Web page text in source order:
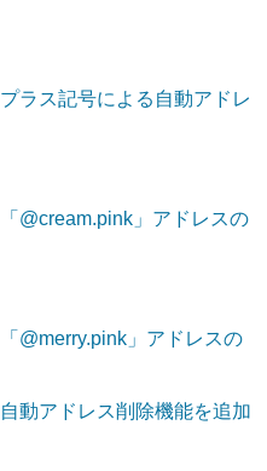
プラス記号による自動アドレ
「@cream.pink」アドレスの
「@merry.pink」アドレスの
自動アドレス削除機能を追加